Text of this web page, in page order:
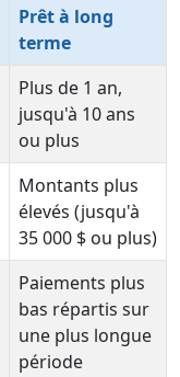
Prêt à long
terme
Plus de 1 an,
jusqu'à 10 ans
ou plus
Montants plus
élevés (jusqu'à
35 000 $ ou plus)
Paiements plus
bas répartis sur
une plus longue
période